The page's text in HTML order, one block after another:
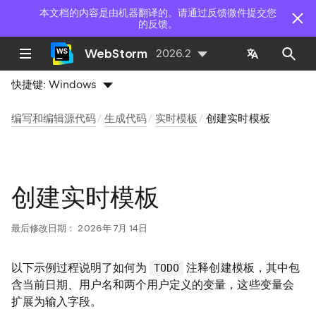
本文档的内容是由机器翻译的。请通过反馈微件提交您
的反馈。
WebStorm 2026.2
快捷键:Windows
编写和编辑源代码 生成代码 实时模板 创建实时模板
创建实时模板
最后修改日期： 2026年 7月 14日
以下示例过程说明了如何为 TODO 注释创建模板，其中包
含当前日期、用户名和两个用户定义的变量，这些变量会
扩展为输入字段。